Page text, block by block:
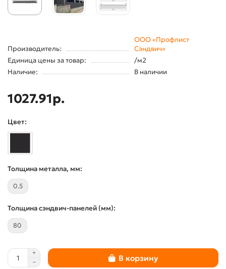
Производитель:
ООО «Профлист
Сэндвич»
Единица цены за товар:
/м2
Наличие:
В наличии
1027.91р.
Цвет:
Толщина металла, мм:
0.5
Толщина сэндвич-панелей (мм):
80
В корзину